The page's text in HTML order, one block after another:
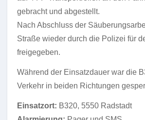
gebracht und abgestellt.
Nach Abschluss der
Straße wieder durch die Polizei für
freigegeben.
Während der Einsatzdauer war die
Verkehr in beiden Richtungen
Einsatzort: B320, 5550 Radstadt